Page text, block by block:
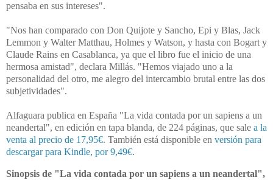
pensaba en sus intereses".
"Nos han comparado con Don Quijote y Sancho, Epi y Blas, Jack
Lemmon y Walter Matthau, Holmes y Watson, y hasta con Bogart y
Claude Rains en Casablanca, ya que el libro fue el inicio de una
hermosa amistad", declara Millás. "Hemos viajado uno a la
personalidad del otro, me alegro del intercambio brutal entre las dos
subjetividades".
Alfaguara publica en España "La vida contada por un sapiens a un
neandertal", en edición en tapa blanda, de 224 páginas, que sale a la
venta al precio de 17,95€. También está disponible en versión para
descargar para Kindle, por 9,49€.
Sinopsis de "La vida contada por un sapiens a un neandertal",